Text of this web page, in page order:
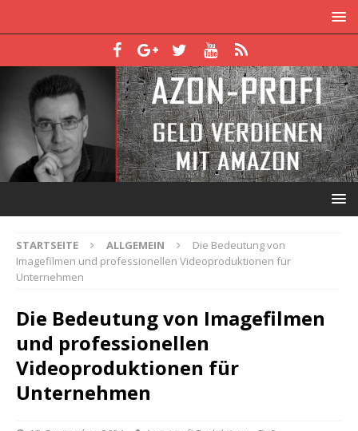
STARTSEITE ALLGEMEIN
Die Bedeutung von
Imagefilmen und professionellen Videoproduktionen für
Unternehmen
Die Bedeutung von Imagefilmen
und professionellen
Videoproduktionen für
Unternehmen